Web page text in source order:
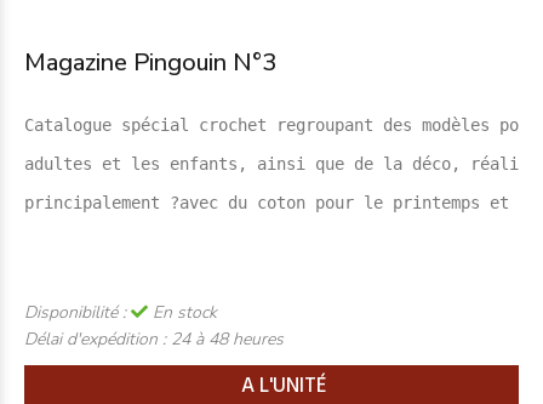
Magazine Pingouin N°3
Catalogue spécial crochet regroupant des modèles
adultes et les enfants, ainsi que de la déco,
principalement ?avec du coton pour le printemps et
Disponibilité :
En stock
Délai d'expédition : 24 à 48 heures
A L'UNITÉ